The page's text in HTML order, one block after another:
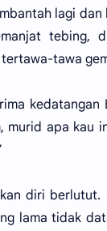
lagi dan
tebing,
tawa
kedatangan
murid apa kau
diri berlutut.
lama tidak